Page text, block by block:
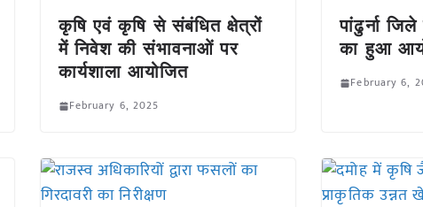
कृषि एवं कृषि से संबंधित क्षेत्रों
में निवेश की संभावनाओं पर
कार्यशाला आयोजित
February 6, 2025
पांढुर्ना
का हुआ
February 6,